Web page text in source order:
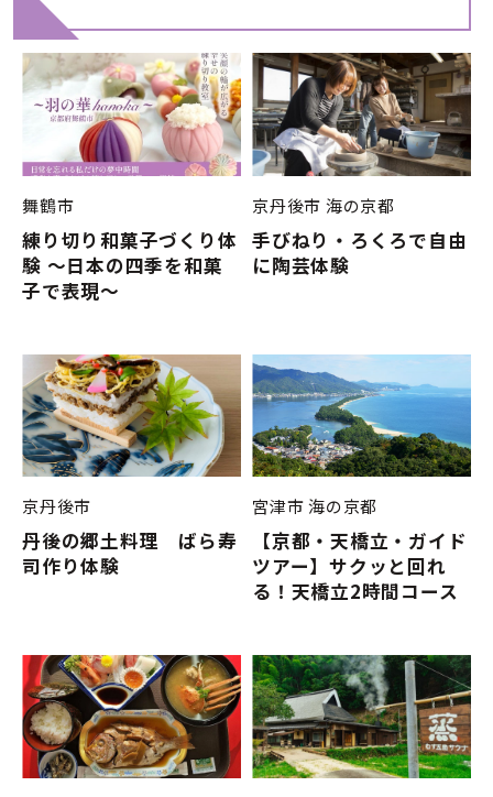
舞鶴市
練り切り和菓子づくり体
験 ～日本の四季を和菓
子で表現～
京丹後市 海の京都
手びねり・ろくろで自由
に陶芸体験
京丹後市
丹後の郷土料理 ばら寿
司作り体験
宮津市海の京都
【京都・天橋立・ガイド
ツアー】サクッと回れ
る！天橋立2時間コース